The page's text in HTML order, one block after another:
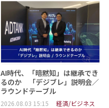
AI時代、「暗黙知」は継承でき
るのか 「デジブレ」説明会／
ラウンドテーブル
2026.08.03 15:15 経済/ビジネス